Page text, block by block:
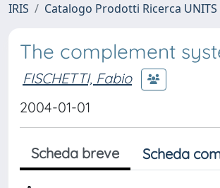
IRIS Catalogo Prodotti Ricerca UNITS
The complement
FISCHETTI, Fabio
2004-01-01
Scheda breve Scheda